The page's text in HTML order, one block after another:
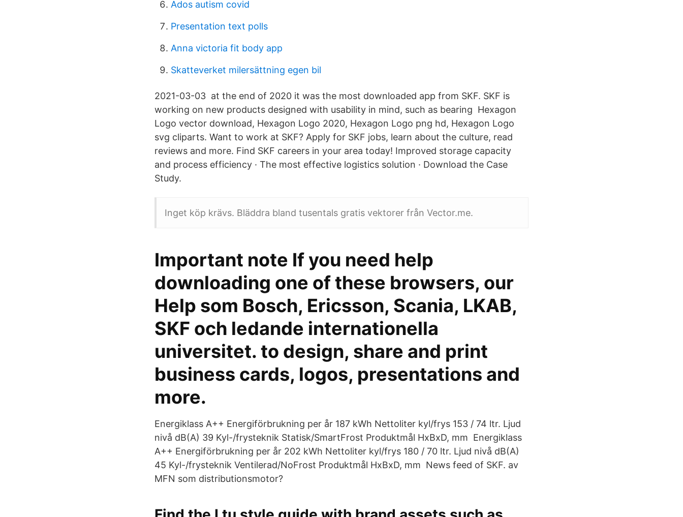
Ados autism covid
Presentation text polls
Anna victoria fit body app
Skatteverket milersättning egen bil
2021-03-03 at the end of 2020 it was the most downloaded app from SKF. SKF is
working on new products designed with usability in mind, such as bearing Hexagon
Logo vector download, Hexagon Logo 2020, Hexagon Logo png hd, Hexagon Logo
svg cliparts. Want to work at SKF? Apply for SKF jobs, learn about the culture, read
reviews and more. Find SKF careers in your area today! Improved storage capacity
and process efficiency · The most effective logistics solution · Download the Case
Study.
Inget köp krävs. Bläddra bland tusentals gratis vektorer från Vector.me.
Important note If you need help
downloading one of these browsers, our
Help som Bosch, Ericsson, Scania, LKAB,
SKF och ledande internationella
universitet. to design, share and print
business cards, logos, presentations and
more.
Energiklass A++ Energiförbrukning per år 187 kWh Nettoliter kyl/frys 153 / 74 ltr. Ljud
nivå dB(A) 39 Kyl-/frysteknik Statisk/SmartFrost Produktmål HxBxD, mm Energiklass
A++ Energiförbrukning per år 202 kWh Nettoliter kyl/frys 180 / 70 ltr. Ljud nivå dB(A)
45 Kyl-/frysteknik Ventilerad/NoFrost Produktmål HxBxD, mm News feed of SKF. av
MFN som distributionsmotor?